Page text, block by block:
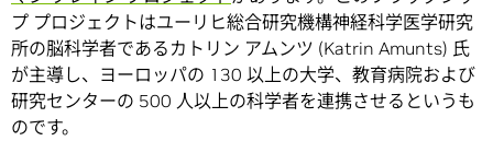
プ プロジェクトはユーリヒ総合研究機構神経科学医学研究
所の脳科学者であるカトリン アムンツ (Katrin Amunts) 氏
が主導し、ヨーロッパの 130 以上の大学、教育病院および
研究センターの 500 人以上の科学者を連携させるというも
のです。